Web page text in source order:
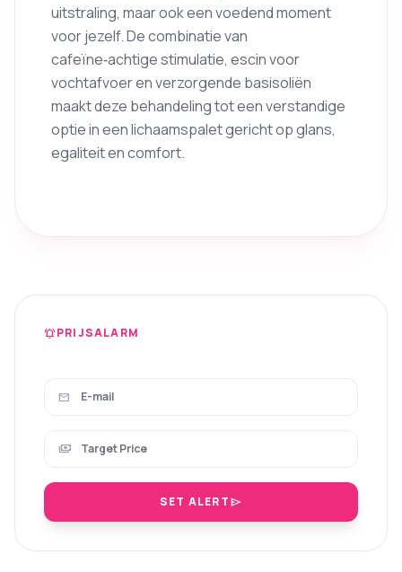
uitstraling, maar ook een voedend moment
voor jezelf. De combinatie van
cafeïne‑achtige stimulatie, escin voor
vochtafvoer en verzorgende basisoliën
maakt deze behandeling tot een verstandige
optie in een lichaamspalet gericht op glans,
egaliteit en comfort.
notifications_activePRIJSALARM
mail
payments
SET ALERTsend